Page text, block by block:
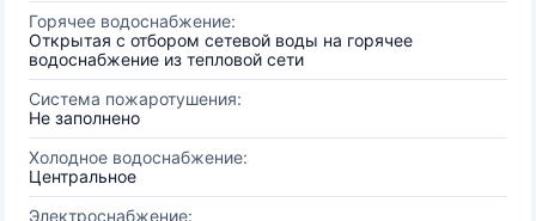
Горячее водоснабжение:
Открытая с отбором сетевой воды на горячее
водоснабжение из тепловой сети
Система пожаротушения:
Не заполнено
Холодное водоснабжение:
Центральное
Электроснабжение: